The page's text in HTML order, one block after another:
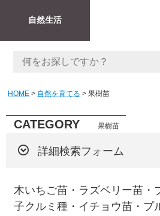
自然生活
HOME 自然を育てる 果樹苗
CATEGORY 果樹苗
詳細検索フォーム
木いちご苗・ラズベリー苗・
子クルミ種・イチョウ苗・プ